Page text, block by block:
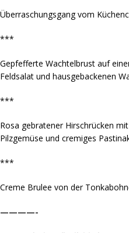
Überraschungsgang vom
***
Gepfefferte Wachtelbrust auf
Feldsalat und hausgebackenen
***
Rosa gebratener Hirschrücken
Pilzgemüse und cremiges
***
Creme Brulee von der
————-